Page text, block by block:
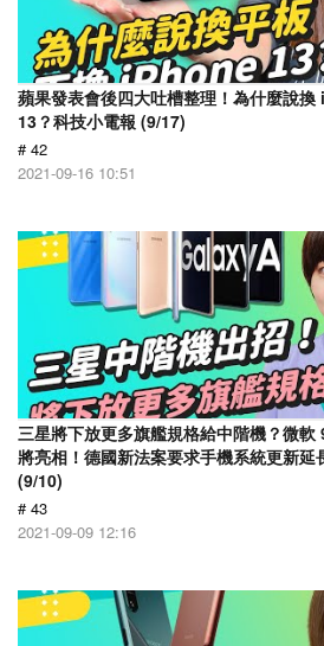
蘋果發表會後四大吐槽整理！為什麼說
13？科技小電報 (9/17)
# 42
2021-09-16 10:51
三星將下放更多旗艦規格給中階機？微
將亮相！德國新法案要求手機系統更新延
(9/10)
# 43
2021-09-09 12:16